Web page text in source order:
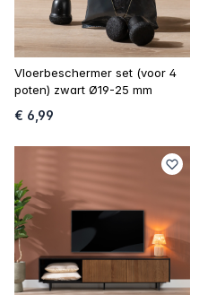
Vloerbeschermer set (voor 4
poten) zwart Ø19-25 mm
€ 6,99